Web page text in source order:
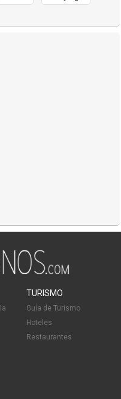
TURISMO
Guía de Turismo
Hoteles
Restaurantes